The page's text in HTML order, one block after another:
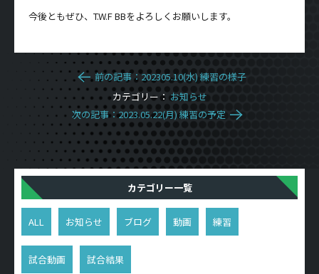
今後ともぜひ、T.W.F BBをよろしくお願いします。
前の記事：202305.10(水) 練習の様子
カテゴリー： お知らせ
次の記事：2023.05.22(月) 練習の予定
カテゴリー一覧
ALL お知らせ ブログ 動画 練習
試合動画 試合結果